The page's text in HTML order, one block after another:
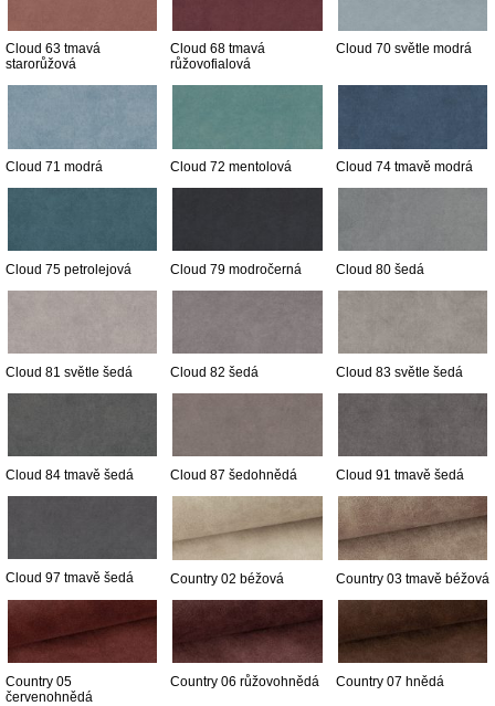
Cloud 63 tmavá
starorůžová
Cloud 68 tmavá
růžovofialová
Cloud 70 světle modrá
Cloud 71 modrá Cloud 72 mentolová Cloud 74 tmavě modrá
Cloud 75 petrolejová Cloud 79 modročerná Cloud 80 šedá
Cloud 81 světle šedá Cloud 82 šedá Cloud 83 světle šedá
Cloud 84 tmavě šedá Cloud 87 šedohnědá Cloud 91 tmavě šedá
Cloud 97 tmavě šedá Country 02 béžová Country 03 tmavě béžová
Country 05
červenohnědá
Country 06 růžovohnědá Country 07 hnědá